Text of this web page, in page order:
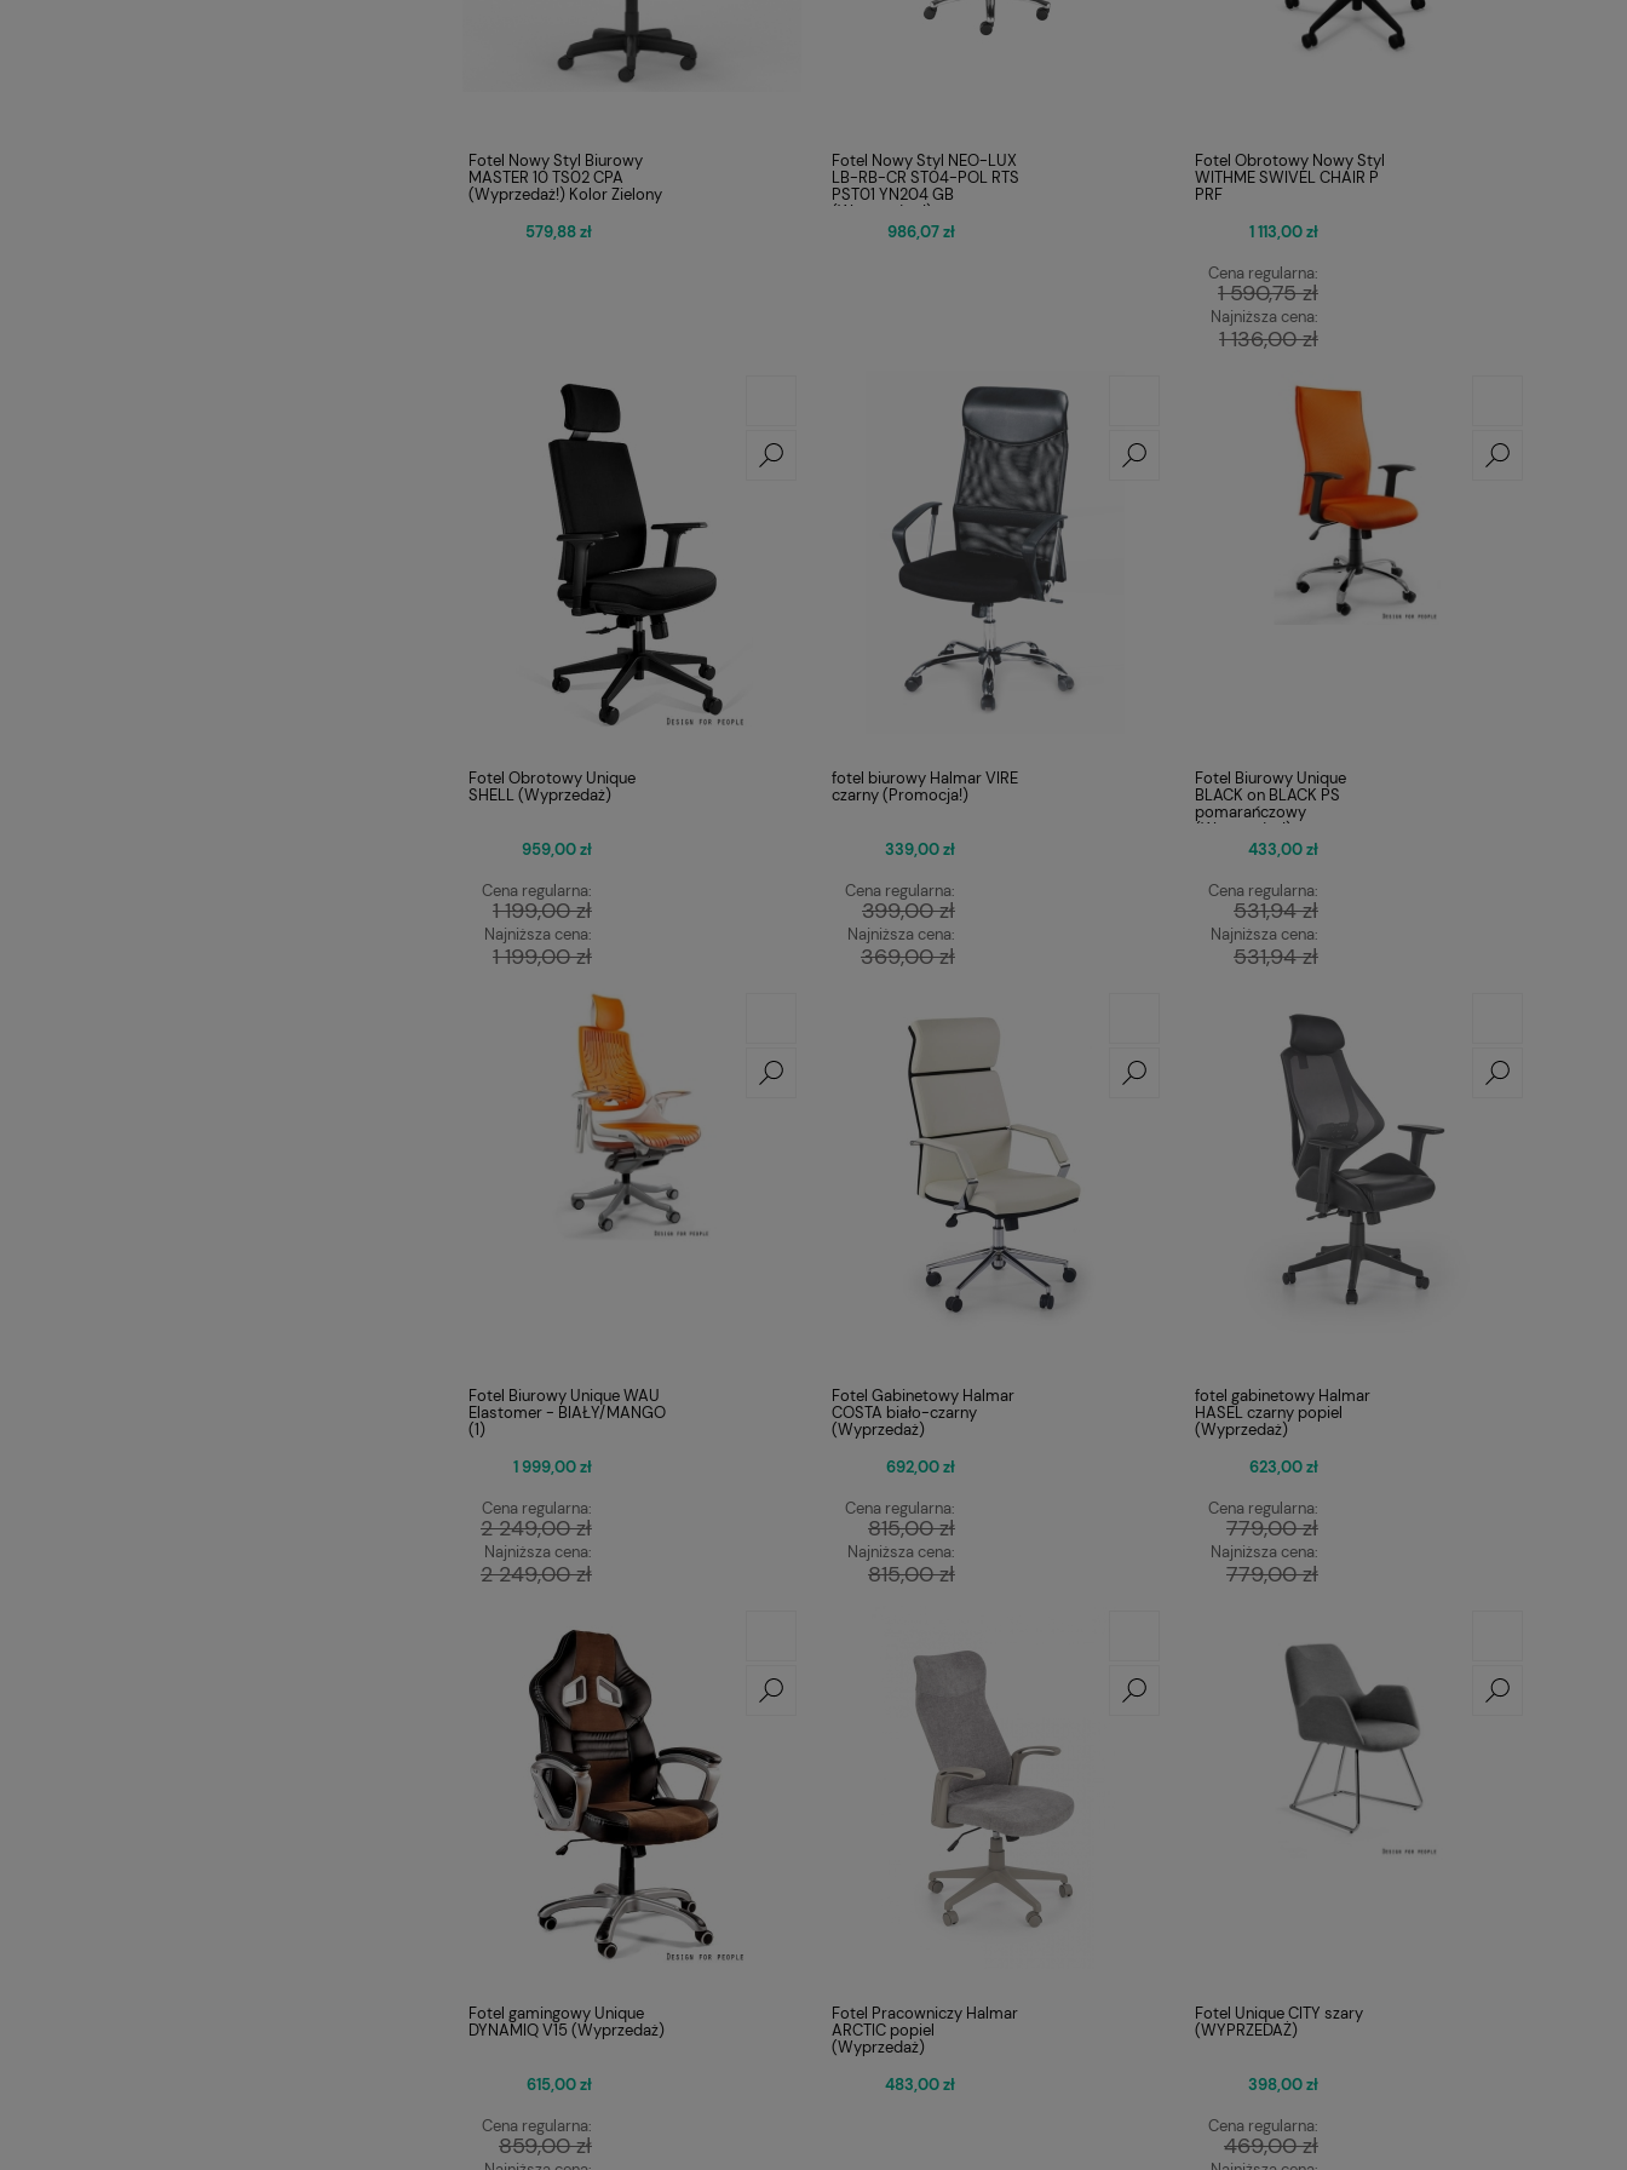
Fotel Nowy Styl Biurowy
MASTER 10 TS02 CPA
(Wyprzedaż!) Kolor Zielony
579,88 zł
Fotel Nowy Styl NEO-LUX
LB-RB-CR ST04-POL RTS
PST01 YN204 GB
(Wyprzedaż !)
986,07 zł
Fotel Obrotowy Nowy Styl
WITHME SWIVEL CHAIR P
PRF
1 113,00 zł
Cena regularna:
1 590,75 zł
Najniższa cena:
1 136,00 zł
Fotel Obrotowy Unique
SHELL (Wyprzedaż)
959,00 zł
Cena regularna:
1 199,00 zł
Najniższa cena:
1 199,00 zł
fotel biurowy Halmar VIRE
czarny (Promocja!)
339,00 zł
Cena regularna:
399,00 zł
Najniższa cena:
369,00 zł
Fotel Biurowy Unique
BLACK on BLACK PS
pomarańczowy
(Wyprzedaż!)
433,00 zł
Cena regularna:
531,94 zł
Najniższa cena:
531,94 zł
Fotel Biurowy Unique WAU
Elastomer - BIAŁY/MANGO
(1)
1 999,00 zł
Cena regularna:
2 249,00 zł
Najniższa cena:
2 249,00 zł
Fotel Gabinetowy Halmar
COSTA biało-czarny
(Wyprzedaż)
692,00 zł
Cena regularna:
815,00 zł
Najniższa cena:
815,00 zł
fotel gabinetowy Halmar
HASEL czarny popiel
(Wyprzedaż)
623,00 zł
Cena regularna:
779,00 zł
Najniższa cena:
779,00 zł
Fotel gamingowy Unique
DYNAMIQ V15 (Wyprzedaż)
615,00 zł
Cena regularna:
859,00 zł
Fotel Pracowniczy Halmar
ARCTIC popiel
(Wyprzedaż)
483,00 zł
Fotel Unique CITY szary
(WYPRZEDAŻ)
398,00 zł
Cena regularna:
469,00 zł